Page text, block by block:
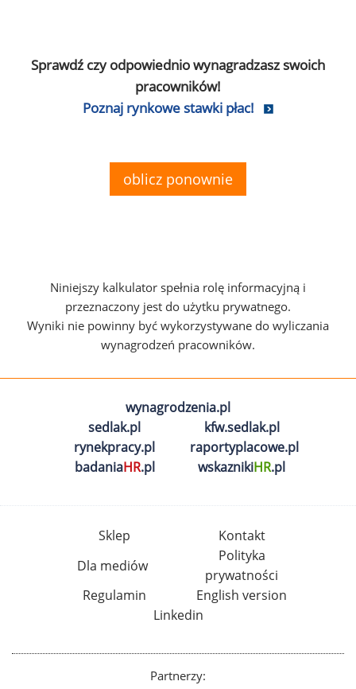
Sprawdź czy odpowiednio wynagradzasz swoich
pracowników!
Poznaj rynkowe stawki płac!
oblicz ponownie
Niniejszy kalkulator spełnia rolę informacyjną i
przeznaczony jest do użytku prywatnego.
Wyniki nie powinny być wykorzystywane do wyliczania
wynagrodzeń pracowników.
wynagrodzenia.pl
sedlak.pl
kfw.sedlak.pl
rynekpracy.pl
raportyplacowe.pl
badaniaHR.pl wskaznikiHR.pl
Sklep
Kontakt
Dla mediów
Polityka
prywatności
Regulamin
English version
Linkedin
Partnerzy: